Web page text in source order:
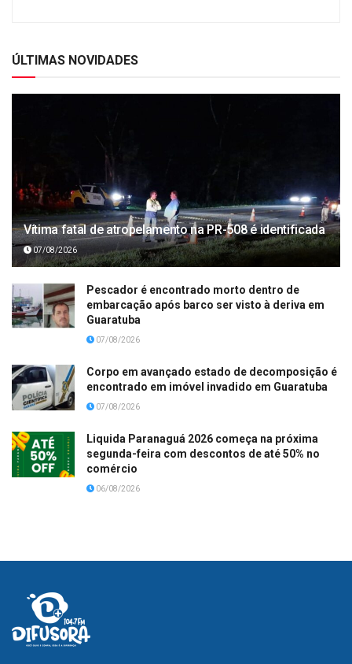
ÚLTIMAS NOVIDADES
Vítima fatal de atropelamento na PR-508 é identificada
07/08/2026
Pescador é encontrado morto dentro de
embarcação após barco ser visto à deriva em
Guaratuba
07/08/2026
Corpo em avançado estado de decomposição é
encontrado em imóvel invadido em Guaratuba
07/08/2026
Liquida Paranaguá 2026 começa na próxima
segunda-feira com descontos de até 50% no
comércio
06/08/2026